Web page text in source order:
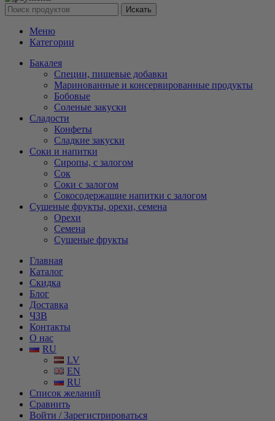
Искать
Меню
Категории
Бакалея
Специи, пищевые добавки
Маринованные и консервированные продукты
Бобовые
Соленые закуски
Сладости
Конфеты
Сладкие закуски
Соки и напитки
Сиропы, с залогом
Сок
Соки с залогом
Сокосодержащие напитки с залогом
Сушеные фрукты, орехи, семена
Орехи
Семена
Сушеные фрукты
Главная
Каталог
Скидка
Блог
Доставка
ЧЗВ
Контакты
О нас
RU
LV
EN
RU
Список желаний
Сравнить
Войти / Зарегистрироваться